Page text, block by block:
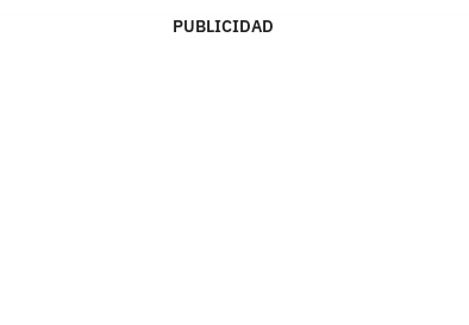
PUBLICIDAD